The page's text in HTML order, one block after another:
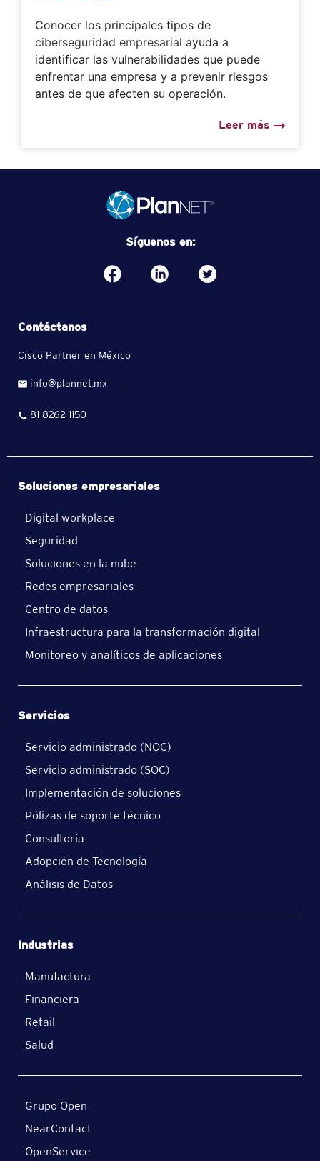
Conocer los principales tipos de
ciberseguridad empresarial ayuda a
identificar las vulnerabilidades que puede
enfrentar una empresa y a prevenir riesgos
antes de que afecten su operación.
Leer más
Síguenos en:
Contáctanos
Cisco Partner en México
info@plannet.mx
81 8262 1150
Soluciones empresariales
Digital workplace
Seguridad
Soluciones en la nube
Redes empresariales
Centro de datos
Infraestructura para la transformación digital
Monitoreo y analíticos de aplicaciones
Servicios
Servicio administrado (NOC)
Servicio administrado (SOC)
Implementación de soluciones
Pólizas de soporte técnico
Consultoría
Adopción de Tecnología
Análisis de Datos
Industrias
Manufactura
Financiera
Retail
Salud
Grupo Open
NearContact
OpenService